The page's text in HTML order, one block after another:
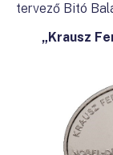
tervező Bitó
„Krausz